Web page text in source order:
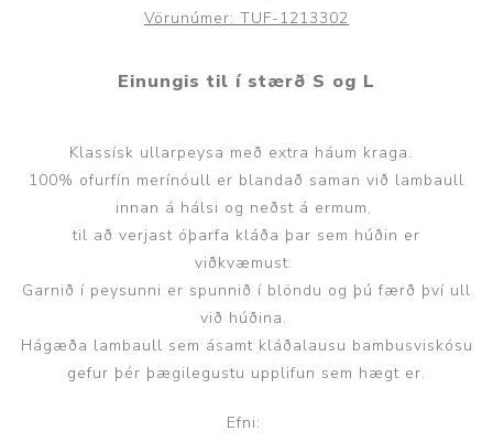
Vörunúmer: TUF-1213302
Einungis til í stærð S og L
Klassísk ullarpeysa með extra háum kraga.
100% ofurfín merínóull er blandað saman við lambaull
innan á hálsi og neðst á ermum,
til að verjast óþarfa kláða þar sem húðin er
viðkvæmust.
Garnið í peysunni er spunnið í blöndu og þú færð því ull
við húðina.
Hágæða lambaull sem ásamt kláðalausu bambusviskósu
gefur þér þægilegustu upplifun sem hægt er.
Efni: